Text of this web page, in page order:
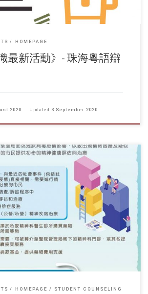
HOMEPAGE
最新活動》- 珠海粵語辯
2020 Updated 3 September 2020
Affairs Office if you need any assistance with
如需協助，歡迎向學生事務處查詢。
HOMEPAGE STUDENT COUNSELING